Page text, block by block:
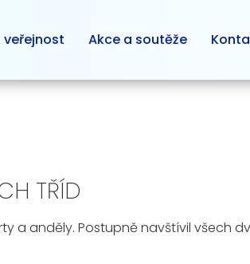
veřejnost Akce a soutěže
TŘÍD
a anděly. Postupně navštívil